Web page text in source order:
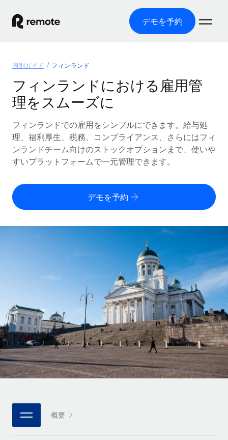
デモを予約
グローバル雇用
グローバル給与処理
コンプライアンス対応の給与処理を手軽に
Employer of Record（EOR）
グローバル展開をコストをかけずに実現
Contractor of Record
世界中の契約社員と法令を遵守して契約
世界中の契約社員をオンボーディングし、管理
Remote統合
人事機能をワークフローにシームレスに統合する
プラットフォーム
チームのための人事の基本機能を内蔵
接続 新しい
当社のMCPを使用して、あらゆるAIツールをRemoteに接続
統合
基本的なビジネスツールを活用して業務プロセスを効率化す
ソリューション
各国の制度に対応
国別ガイド
/国別のグローバル雇用支援を検索する
Remoteを他社と比較
成長中の企業向けのアジャイルなグローバルHR・給与処理ソ
ミッドマーケット
カスタマイズされた人事ソリューションでチームを拡大する
企業
大企業向けのグローバルHR
パートナーに登録
戦略的テクノロジーパートナー
グローバルな人事機能を柔軟に自社プラットフォームへ統合
リソース
ツールと計算ツール
従業員コスト計算ツール
グローバルな契約社員向けに、通貨オプションと支払スピー
リサーチおよびガイド
活用事例
HR用語集
チェックリストおよびテンプレート
職務内容ライブラリ
ウェビナー
イベント
価格
English
Español
Italiano
Português (Portugal)
日本語
한국어
国別ガイド フィンランド
フィンランドにおける雇用管
理をスムーズに
フィンランドでの雇用をシンプルにできます。給与処
理、福利厚生、税務、コンプライアンス、さらにはフィ
ンランドチーム向けのストックオプションまで、使いや
すいプラットフォームで一元管理できます。
デモを予約
概要